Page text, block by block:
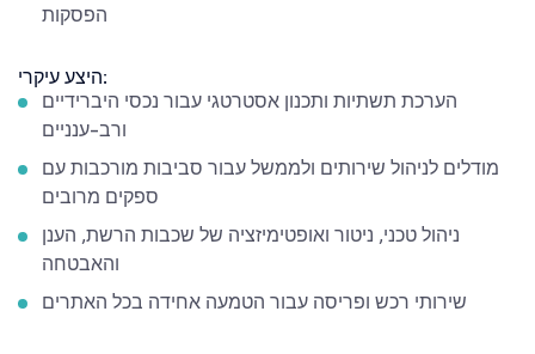
הפסקות
היצע עיקרי:
הערכת תשתיות ותכנון אסטרטגי עבור נכסי היברידיים
ורב-ענניים
מודלים לניהול שירותים ולממשל עבור סביבות מורכבות עם
ספקים מרובים
ניהול טכני, ניטור ואופטימיזציה של שכבות הרשת, הענן
והאבטחה
שירותי רכש ופריסה עבור הטמעה אחידה בכל האתרים